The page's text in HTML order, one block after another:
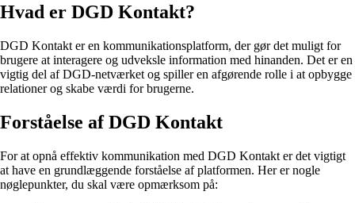
Hvad er DGD Kontakt?
DGD Kontakt er en kommunikationsplatform, der gør det muligt for
brugere at interagere og udveksle information med hinanden. Det er en
vigtig del af DGD-netværket og spiller en afgørende rolle i at opbygge
relationer og skabe værdi for brugerne.
Forståelse af DGD Kontakt
For at opnå effektiv kommunikation med DGD Kontakt er det vigtigt
at have en grundlæggende forståelse af platformen. Her er nogle
nøglepunkter, du skal være opmærksom på: